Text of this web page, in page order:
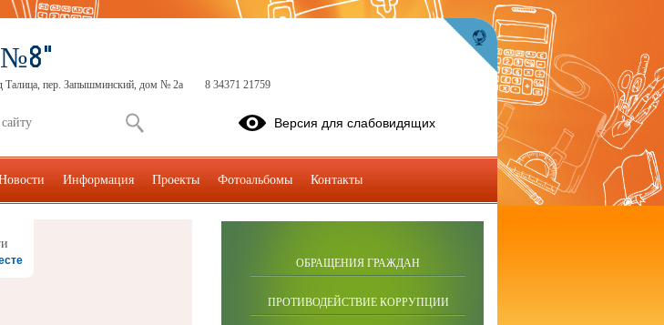
ОБРАЩЕНИЯ ГРАЖДАН
ПРОТИВОДЕЙСТВИЕ КОРРУПЦИИ
№8"
Талица, пер. Запышминский, дом № 2а 8 34371 21759
Версия для слабовидящих
Информация Проекты Фотоальбомы Контакты